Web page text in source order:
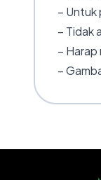
– Untuk
– Tidak
–
–